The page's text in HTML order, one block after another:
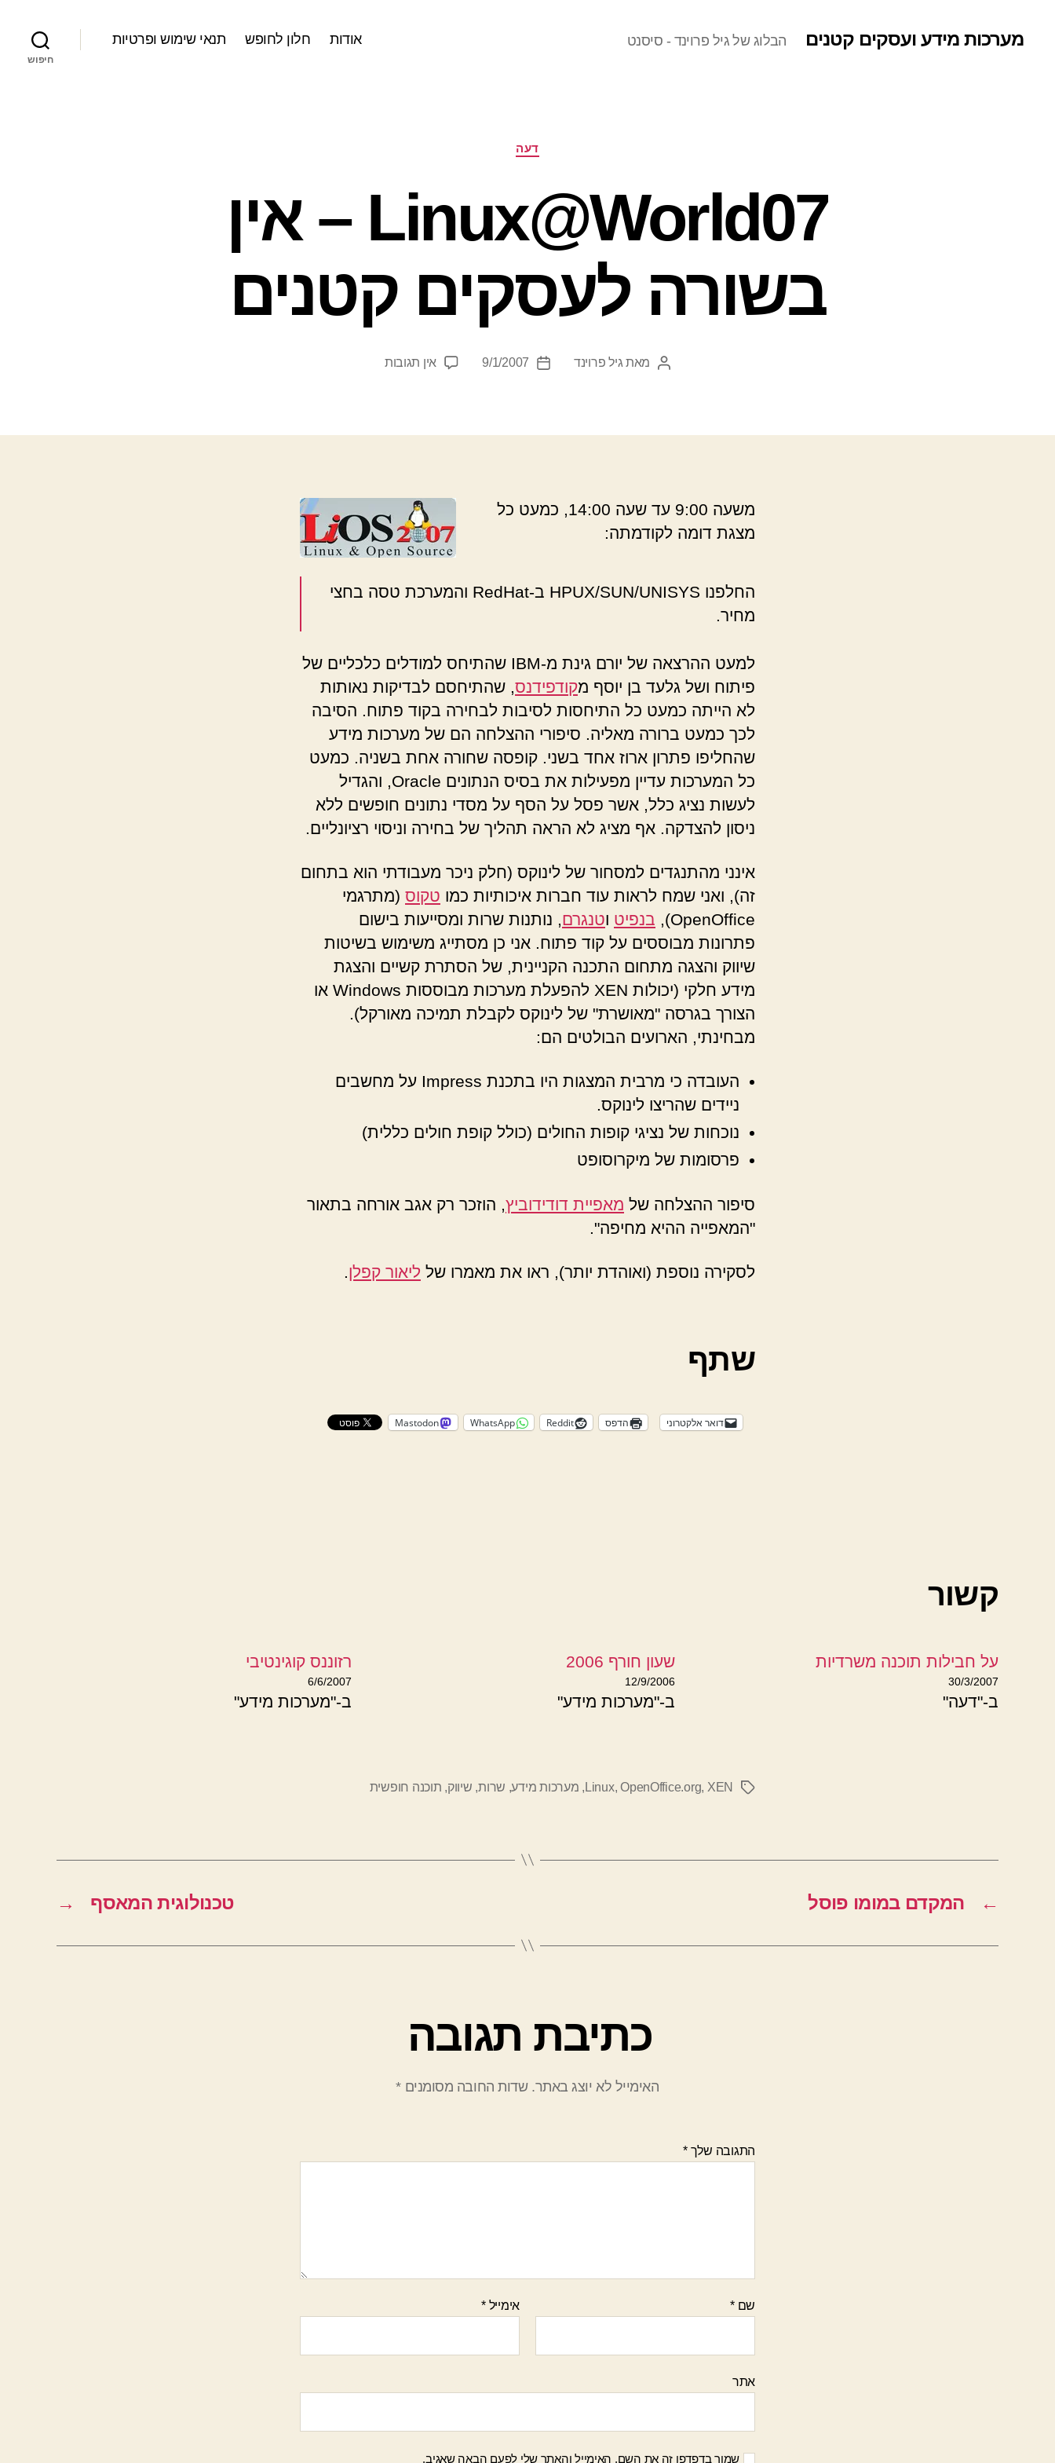
מערכות מידע ועסקים קטנים הבלוג של גיל פרוינד - סיסנט אודות חלון לחופש תנאי שימוש ופרטיות
חיפוש
קטגוריותדעה
Linux@World07 – אין
בשורה לעסקים קטנים
המחבר
מאת גיל פרוינד
תאריך9/1/2007 אין תגובותעל
בשורה
משעה 9:00 עד שעה 14:00, כמעט כל
מצגת דומה לקודמתה:
החלפנו HPUX/SUN/UNISYS ב-RedHat והמערכת טסה בחצי
מחיר.
למעט ההרצאה של יורם גינת מ-IBM שהתיחס למודלים כלכליים של
פיתוח ושל גלעד בן יוסף מקודפידנס, שהתיחסם לבדיקות נאותות
לא הייתה כמעט כל התיחסות לסיבות לבחירה בקוד פתוח. הסיבה
לכך כמעט ברורה מאליה. סיפורי ההצלחה הם של מערכות מידע
שהחליפו פתרון ארוז אחד בשני. קופסה שחורה אחת בשניה. כמעט
כל המערכות עדיין מפעילות את בסיס הנתונים Oracle, והגדיל
לעשות נציג כלל, אשר פסל על הסף על מסדי נתונים חופשים ללא
ניסון להצדקה. אף מציג לא הראה תהליך של בחירה וניסוי רציונליים.
אינני מהתנגדים למסחור של לינוקס (חלק ניכר מעבודתי הוא בתחום
זה), ואני שמח לראות עוד חברות איכותיות כמו טקוס (מתרגמי
OpenOffice),
בנפיט וטנגרם, נותנות שרות ומסייעות בישום
פתרונות מבוססים על קוד פתוח. אני כן מסתייג משימוש בשיטות
שיווק והצגה מתחום התכנה הקניינית, של הסתרת קשיים והצגת
מידע חלקי (יכולות XEN להפעלת מערכות מבוססות Windows או
הצורך בגרסה "מאושרת" של לינוקס לקבלת תמיכה מאורקל).
מבחינתי, הארועים הבולטים הם:
העובדה כי מרבית המצגות היו בתכנת Impress על מחשבים
ניידים שהריצו לינוקס.
נוכחות של נציגי קופות החולים (כולל קופת חולים כללית)
פרסומות של מיקרוסופט
סיפור ההצלחה של מאפיית דודידוביץ , הוזכר רק אגב אורחה בתאור
"המאפייה ההיא מחיפה".
לסקירה נוספת (ואוהדת יותר), ראו את מאמרו של ליאור קפלן.
שתף
דואר אלקטרוני הדפס Reddit
WhatsApp
Mastodon
קשור
על חבילות תוכנה משרדיות
30/3/2007
ב-"דעה"
שעון חורף 2006
12/9/2006
ב-"מערכות מידע"
רזוננס קוגינטיבי
6/6/2007
ב-"מערכות מידע"
תגיות Linux,OpenOffice.org, XEN
, מערכות מידע, שרות, שיווק, תוכנה חופשית
← המקדם במומו פוסל → טכנולוגית המאסף
כתיבת תגובה
האימייל לא יוצג באתר. שדות החובה מסומנים*
התגובה שלך*
שם* אימייל*
אתר
שמור בדפדפן זה את השם, האימייל והאתר שלי לפעם הבאה שאגיב.